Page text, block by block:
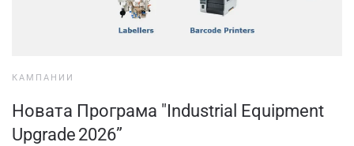
КАМПАНИИ
Новата Програма "Industrial Equipment
Upgrade 2026”